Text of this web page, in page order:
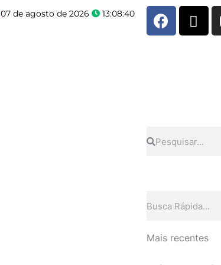
07 de agosto de 2026 13:08:40
F
a
X
-
Mais recentes